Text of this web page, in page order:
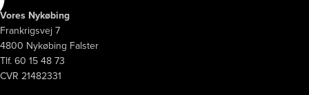
Vores Nykøbing
Frankrigsvej 7
4800 Nykøbing Falster
Tlf. 60 15 48 73
CVR 21482331